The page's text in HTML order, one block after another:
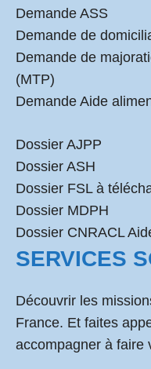
Demande ASS
Demande de
Demande de
(MTP)
Demande Aide
Dossier AJPP
Dossier ASH
Dossier FSL à
Dossier MDPH
Dossier CNRACL
SERVICES
Découvrir les
France. Et faites
accompagner à faire